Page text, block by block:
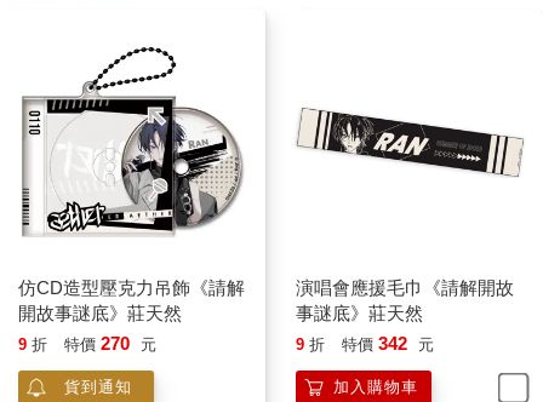
包廂廁所門忽然開了，門內走出一名男子，身高不高，氣場倒不
「小Linda、小Amy，我聽妳們的話在廁所抽菸了，應該不臭了
吧？來，親一下……咦？人呢？」
男子抬頭，看見莊天然和周圍的一群人時，露出一瞬困惑，但很
快變成了然的笑：「怎麼換成學生妹了？媽媽桑又自作主張了
啊。」
男子走向他們，莊天然來不及阻止，他已經一手攬上其中一個女
生，很快被她異常冰冷的體溫凍得彈開手，「哎唷！」
體怎麼這麼冰？來，李哥給妳溫暖，穿上。」
莊天然啞口無語，同時懂了，這個李哥是上一秒才剛進入這個世
界的新手，他並不知道自己已經不在現實世界。
想到抽完菸，開門回到包廂，便進入這個世界。
仿CD造型壓克力吊飾《請解
開故事謎底》莊天然
9 折 特價 270 元
貨到通知
演唱會應援毛巾《請解開故
事謎底》莊天然
9 折 特價 342 元
加入購物車